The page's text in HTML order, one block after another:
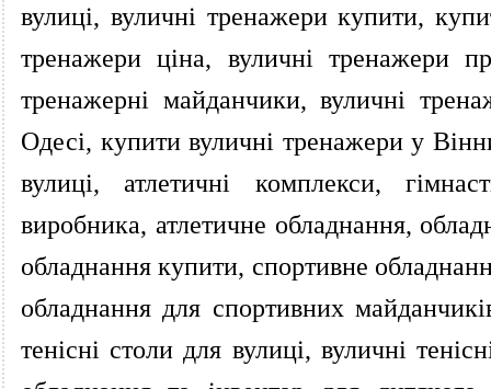
вулиці, вуличні тренажери купити,
тренажери ціна, вуличні тренажери
тренажерні майданчики, вуличні
Одесі, купити вуличні тренажери у
вулиці, атлетичні комплекси,
виробника, атлетичне обладнання,
обладнання купити, спортивне
обладнання для спортивних
тенісні столи для вулиці, вуличні